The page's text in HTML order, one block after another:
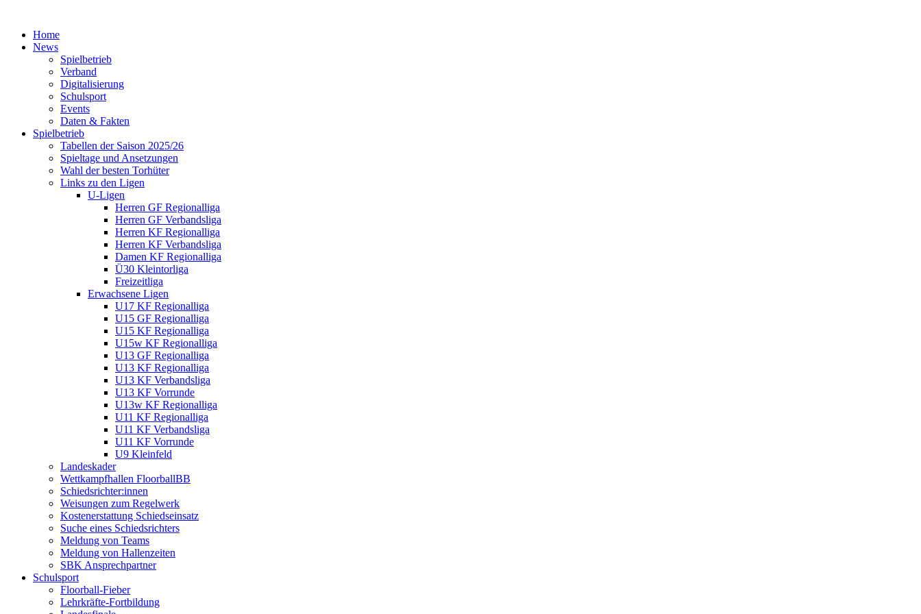
Home
News
Spielbetrieb
Verband
Digitalisierung
Schulsport
Events
Daten & Fakten
Spielbetrieb
Tabellen der Saison 2025/26
Spieltage und Ansetzungen
Wahl der besten Torhüter
Links zu den Ligen
U-Ligen
Herren GF Regionalliga
Herren GF Verbandsliga
Herren KF Regionalliga
Herren KF Verbandsliga
Damen KF Regionalliga
Ü30 Kleintorliga
Freizeitliga
Erwachsene Ligen
U17 KF Regionalliga
U15 GF Regionalliga
U15 KF Regionalliga
U15w KF Regionalliga
U13 GF Regionalliga
U13 KF Regionalliga
U13 KF Verbandsliga
U13 KF Vorrunde
U13w KF Regionalliga
U11 KF Regionalliga
U11 KF Verbandsliga
U11 KF Vorrunde
U9 Kleinfeld
Landeskader
Wettkampfhallen FloorballBB
Schiedsrichter:innen
Weisungen zum Regelwerk
Kostenerstattung Schiedseinsatz
Suche eines Schiedsrichters
Meldung von Teams
Meldung von Hallenzeiten
SBK Ansprechpartner
Schulsport
Floorball-Fieber
Lehrkräfte-Fortbildung